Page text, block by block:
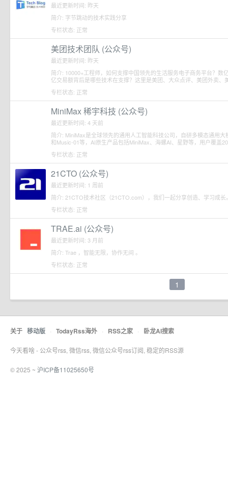
最近更新时间: 昨天
简介: 字节跳动的技术实践分享
专栏状态: 正常
美团技术团队 (公众号)
最近更新时间: 昨天
简介: 10000+工程师，如何支撑中国领先的生活服务电子商务平台？数
亿交易额背后是哪些技术在支撑？这里是美团、大众点评、美团外卖
专栏状态: 正常
MiniMax 稀宇科技 (公众号)
最近更新时间: 4 天前
简介: MiniMax是全球领先的通用人工智能科技公司，自研多模态通用
和Music-01等，AI原生产品包括MiniMax、海螺AI、星野等，用户覆盖
专栏状态: 正常
21CTO (公众号)
最近更新时间: 1 周前
简介: 21CTO技术社区（21CTO.com），我们一起分享创造、学习成长
专栏状态: 正常
TRAE.ai (公众号)
最近更新时间: 3 月前
简介: Trae ，智能无限，协作无间 。
专栏状态: 正常
1
关于 移动版 · TodayRss海外 · RSS之家 · 卧龙AI搜索
今天看啥 - 公众号rss, 微信rss, 微信公众号rss订阅, 稳定的RSS源
© 2025 ~ 沪ICP备11025650号